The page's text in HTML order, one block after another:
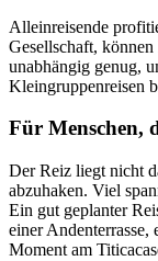
Alleinreisende
Gesellschaft,
unabhängig genug,
Kleingruppenreisen
Für Menschen,
Der Reiz liegt nicht
abzuhaken. Viel
Ein gut geplanter
einer
Moment am